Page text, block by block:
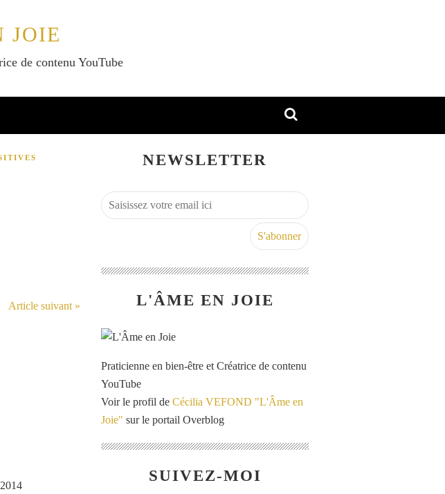
JOIE
de contenu YouTube
Article suivant »
NEWSLETTER
L'ÂME EN JOIE
Praticienne en bien-être et Créatrice de contenu
YouTube
Voir le profil de Cécilia VEFOND "L'Âme en
Joie" sur le portail Overblog
SUIVEZ-MOI